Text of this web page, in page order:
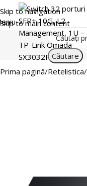
Skip to navigation
Skip to main content
Căutare
Prima pagină Retelistica